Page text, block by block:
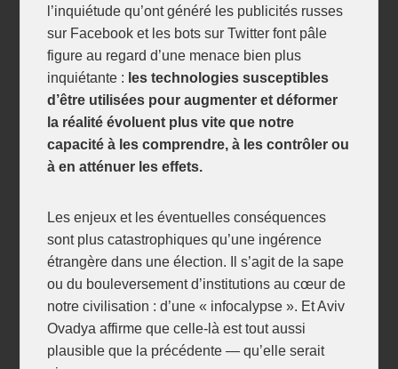
l’inquiétude qu’ont généré les publicités russes
sur Facebook et les bots sur Twitter font pâle
figure au regard d’une menace bien plus
inquiétante : les technologies susceptibles
d’être utilisées pour augmenter et déformer
la réalité évoluent plus vite que notre
capacité à les comprendre, à les contrôler ou
à en atténuer les effets.
Les enjeux et les éventuelles conséquences
sont plus catastrophiques qu’une ingérence
étrangère dans une élection. Il s’agit de la sape
ou du bouleversement d’institutions au cœur de
notre civilisation : d’une « infocalypse ». Et Aviv
Ovadya affirme que celle-là est tout aussi
plausible que la précédente — qu’elle serait